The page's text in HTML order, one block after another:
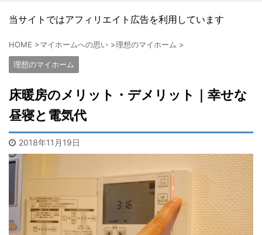
当サイトではアフィリエイト広告を利用しています
HOME >マイホームへの思い >理想のマイホーム >
理想のマイホーム
床暖房のメリット・デメリット｜幸せな
昼寝と電気代
2018年11月19日